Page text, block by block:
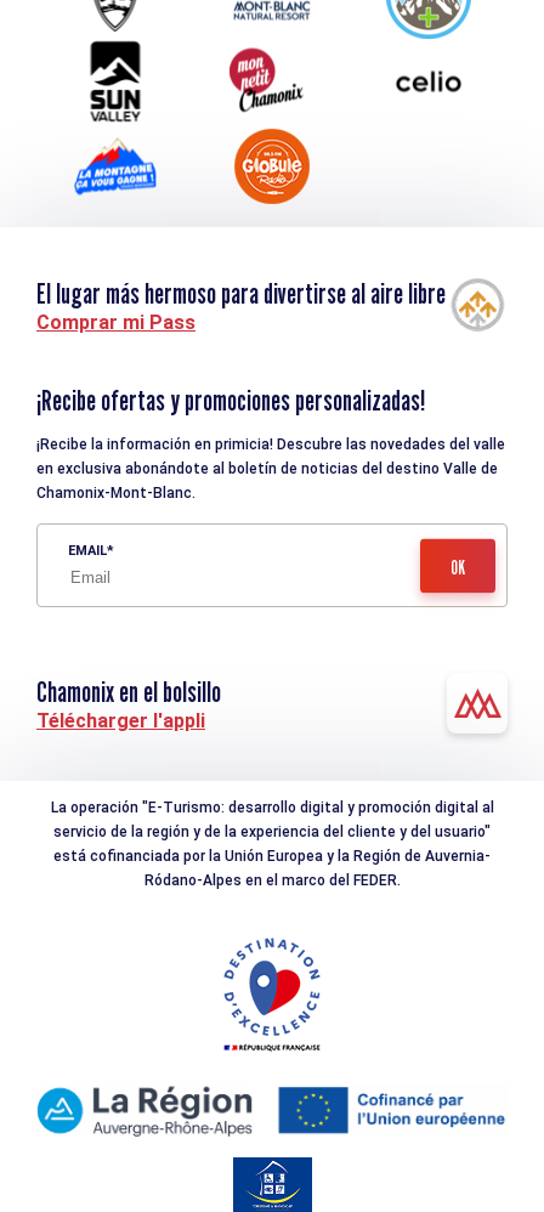
Descargar
Turismo y discapacidad
El lugar más hermoso para divertirse al aire libre
Comprar mi Pass
¡Recibe ofertas y promociones personalizadas!
¡Recibe la información en primicia! Descubre las novedades del valle
en exclusiva abonándote al boletín de noticias del destino Valle de
Chamonix-Mont-Blanc.
EMAIL
Chamonix en el bolsillo
Télécharger l'appli
La operación "E-Turismo: desarrollo digital y promoción digital al
servicio de la región y de la experiencia del cliente y del usuario"
está cofinanciada por la Unión Europea y la Región de Auvernia-
Ródano-Alpes en el marco del FEDER.